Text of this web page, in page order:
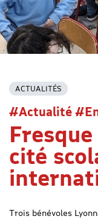
ACTUALITÉS
#Actualité
Fresque
cité
Trois bénévoles